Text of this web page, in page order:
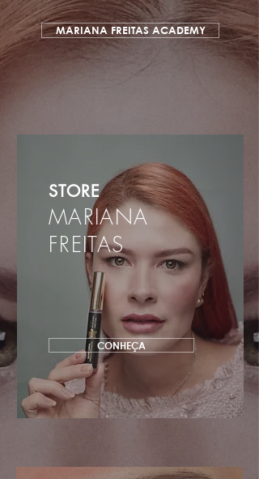
MARIANA FREITAS ACADEMY
STORE
MARIANA
FREITAS
CONHEÇA